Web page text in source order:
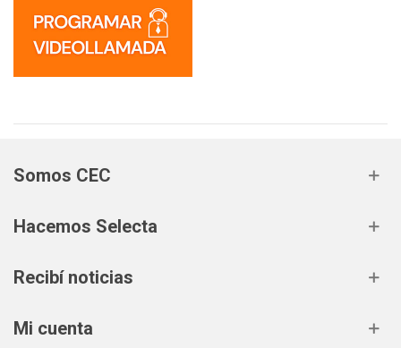
Somos CEC
Hacemos Selecta
Recibí noticias
Mi cuenta